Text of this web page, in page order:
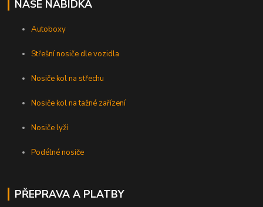
NAŠE NABÍDKA
Autoboxy
Střešní nosiče dle vozidla
Nosiče kol na střechu
Nosiče kol na tažné zařízení
Nosiče lyží
Podélné nosiče
PŘEPRAVA A PLATBY